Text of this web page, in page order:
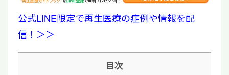
公式LINE限定で再生医療の症例や情報を配
信！＞＞
目次